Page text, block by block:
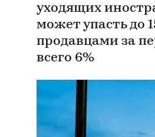
уходящих
может упасть до
продавцами за
всего 6%